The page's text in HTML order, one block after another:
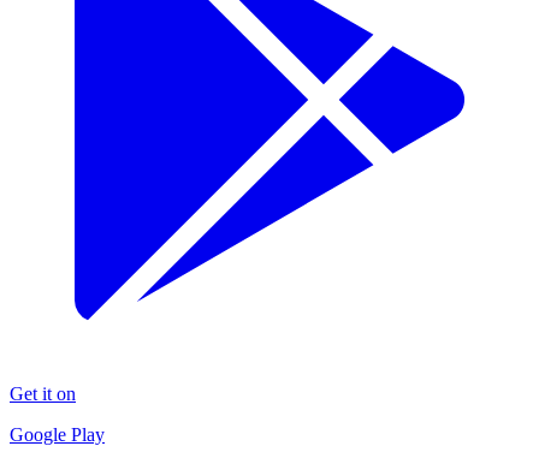
Get it on
Google Play